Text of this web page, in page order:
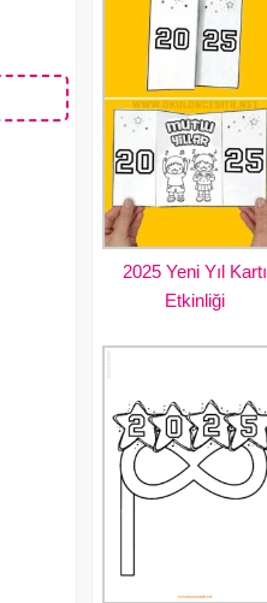
2025 Yeni Yıl Kartı
Etkinliği